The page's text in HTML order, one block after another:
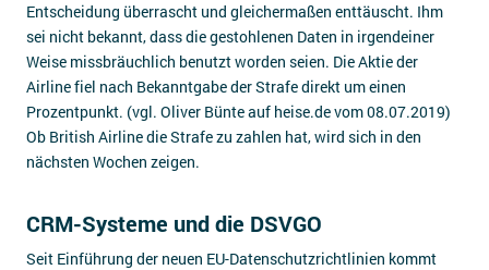
Entscheidung überrascht und gleichermaßen enttäuscht. Ihm
sei nicht bekannt, dass die gestohlenen Daten in irgendeiner
Weise missbräuchlich benutzt worden seien. Die Aktie der
Airline fiel nach Bekanntgabe der Strafe direkt um einen
Prozentpunkt. (vgl. Oliver Bünte auf heise.de vom 08.07.2019)
Ob British Airline die Strafe zu zahlen hat, wird sich in den
nächsten Wochen zeigen.
CRM-Systeme und die DSVGO
Seit Einführung der neuen EU-Datenschutzrichtlinien kommt